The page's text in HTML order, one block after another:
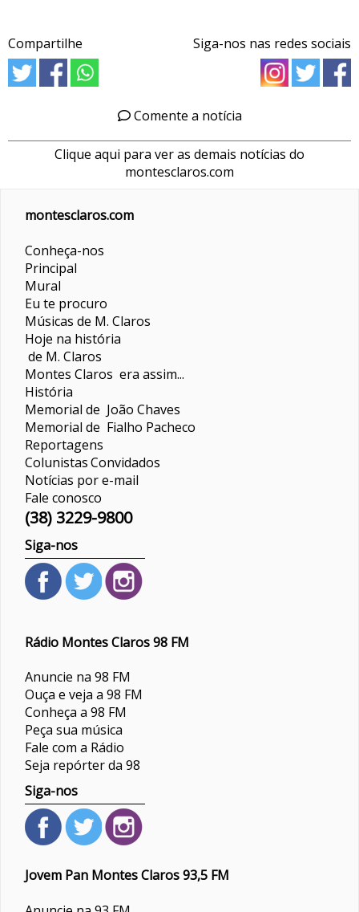
Compartilhe Siga-nos nas redes sociais
Comente a notícia
Clique aqui para ver as demais notícias do
montesclaros.com
montesclaros.com
Conheça-nos
Principal
Mural
Eu te procuro
Músicas de M. Claros
Hoje na história
de M. Claros
Montes Claros era assim...
História
Memorial de João Chaves
Memorial de Fialho Pacheco
Reportagens
ColunistasConvidados
Notícias por e-mail
Fale conosco
(38) 3229-9800
Siga-nos
Rádio Montes Claros 98 FM
Anuncie na 98 FM
Ouça e veja a 98 FM
Conheça a 98 FM
Peça sua música
Fale com a Rádio
Seja repórter da 98
Siga-nos
Jovem Pan Montes Claros 93,5 FM